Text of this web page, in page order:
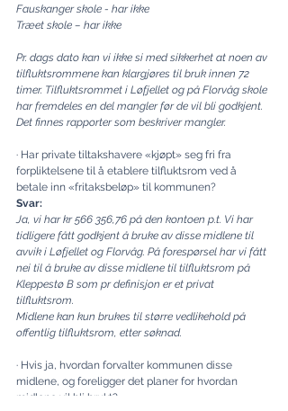
Fauskanger skole - har ikke
Træet skole – har ikke
Pr. dags dato kan vi ikke si med sikkerhet at noen av
tilfluktsrommene kan klargjøres til bruk innen 72
timer. Tilfluktsrommet i Løfjellet og på Florvåg skole
har fremdeles en del mangler før de vil bli godkjent.
Det finnes rapporter som beskriver mangler.
· Har private tiltakshavere «kjøpt» seg fri fra
forpliktelsene til å etablere tilfluktsrom ved å
betale inn «fritaksbeløp» til kommunen?
Svar:
Ja, vi har kr 566 356,76 på den kontoen p.t. Vi har
tidligere fått godkjent å bruke av disse midlene til
avvik i Løfjellet og Florvåg. På forespørsel har vi fått
nei til å bruke av disse midlene til tilfluktsrom på
Kleppestø B som pr definisjon er et privat
tilfluktsrom.
Midlene kan kun brukes til større vedlikehold på
offentlig tilfluktsrom, etter søknad.
· Hvis ja, hvordan forvalter kommunen disse
midlene, og foreligger det planer for hvordan
midlene vil bli brukt?